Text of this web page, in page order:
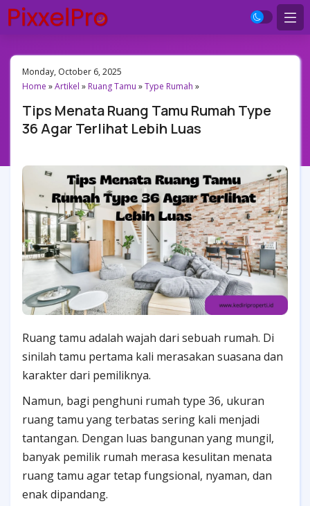
Monday, October 6, 2025
Home »Artikel » Ruang Tamu »Type Rumah »
Tips Menata Ruang Tamu Rumah Type
36 Agar Terlihat Lebih Luas
Ruang tamu adalah wajah dari sebuah rumah. Di
sinilah tamu pertama kali merasakan suasana dan
karakter dari pemiliknya.
Namun, bagi penghuni rumah type 36, ukuran
ruang tamu yang terbatas sering kali menjadi
tantangan. Dengan luas bangunan yang mungil,
banyak pemilik rumah merasa kesulitan menata
ruang tamu agar tetap fungsional, nyaman, dan
enak dipandang.